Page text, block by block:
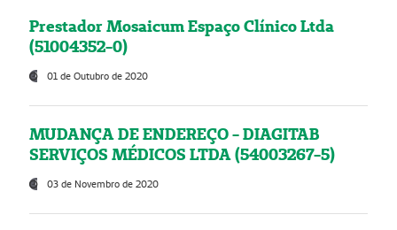
Prestador Mosaicum Espaço Clínico Ltda
(51004352-0)
01 de Outubro de 2020
MUDANÇA DE ENDEREÇO - DIAGITAB
SERVIÇOS MÉDICOS LTDA (54003267-5)
03 de Novembro de 2020